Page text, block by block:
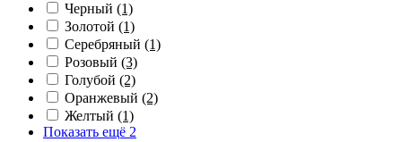
Черный (1)
Золотой (1)
Серебряный (1)
Розовый (3)
Голубой (2)
Оранжевый (2)
Желтый (1)
Показать ещё 2